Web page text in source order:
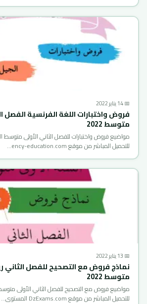
📅 14 يناير 2022
فروض واختبارات اللغة الفرنسية الفصل
متوسط 2022
للتحميل المباشر من موقع ency-education.com…
📅 13 يناير 2022
نماذج فروض مع التصحيح للفصل الثاني
متوسط 2022
للتحميل المباشر من موقع DzExams.com المستوى…